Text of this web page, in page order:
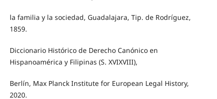
la familia y la sociedad, Guadalajara, Tip. de Rodríguez,
1859.
Diccionario Histórico de Derecho Canónico en
Hispanoamérica y Filipinas (S. XVIXVIII),
Berlín, Max Planck Institute for European Legal History,
2020.